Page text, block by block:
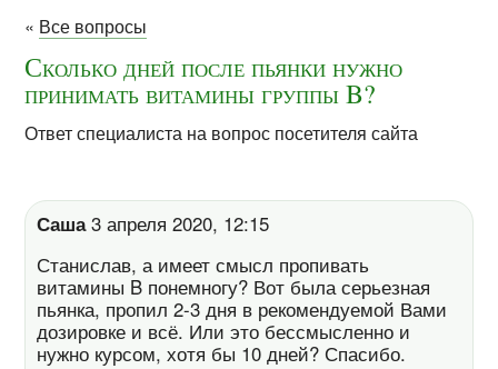
« Все вопросы
Сколько дней после пьянки нужно
принимать витамины группы B?
Ответ специалиста на вопрос посетителя сайта
Саша3 апреля 2020, 12:15
Станислав, а имеет смысл пропивать
витамины B понемногу? Вот была серьезная
пьянка, пропил 2-3 дня в рекомендуемой Вами
дозировке и всё. Или это бессмысленно и
нужно курсом, хотя бы 10 дней? Спасибо.